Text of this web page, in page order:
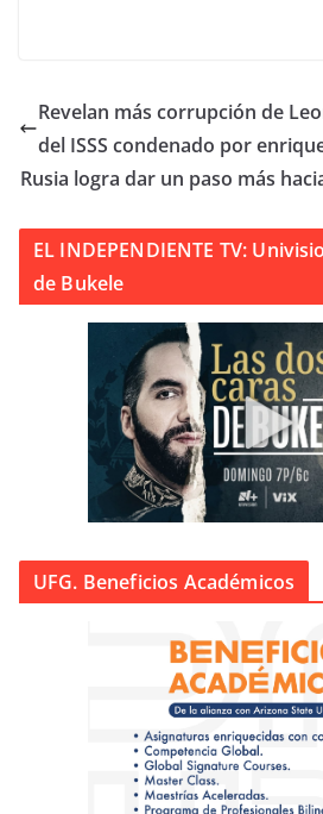
Revelan más corrupción de
del ISSS condenado por
Rusia logra dar un paso más
EL INDEPENDIENTE TV:
de Bukele
UFG. Beneficios Académicos